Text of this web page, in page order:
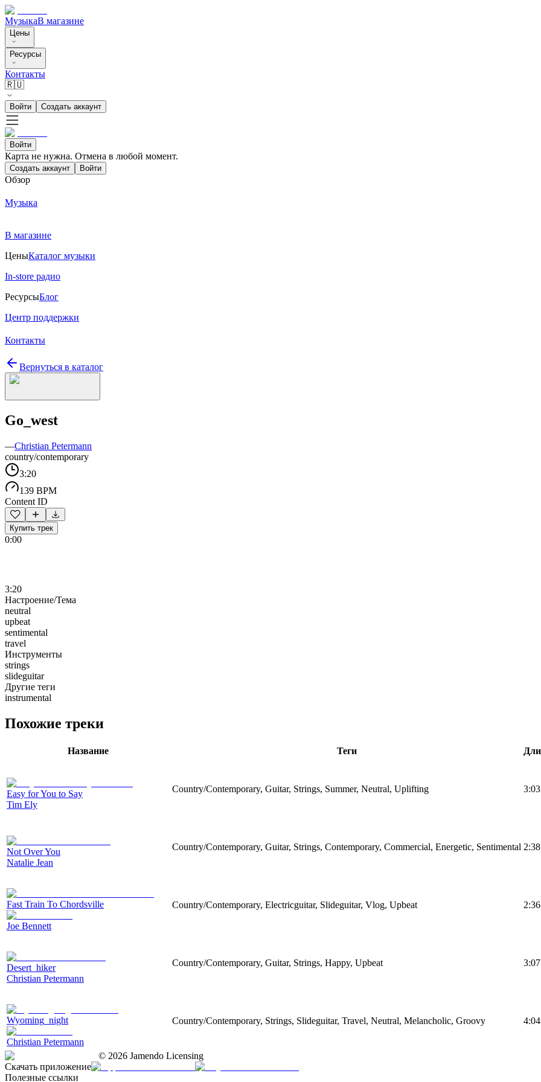
МузыкаВ магазине
Цены
Ресурсы
Контакты
🇷🇺
Войти Создать аккаунт
Войти
Карта не нужна. Отмена в любой момент.
Создать аккаунт Войти
Обзор
Музыка
В магазине
ЦеныКаталог музыки
In-store радио
РесурсыБлог
Центр поддержки
Контакты
Вернуться в каталог
Go_west
—Christian Petermann
country/contemporary
3:20
139 BPM
Content ID
Купить трек
0:00
3:20
Настроение/Тема
neutral
upbeat
sentimental
travel
Инструменты
strings
slideguitar
Другие теги
instrumental
Похожие треки
Название Теги
Easy for You to Say
Tim Ely
Country/Contemporary, Guitar, Strings, Summer, Neutral, Uplifting 3:03
Not Over You
Natalie Jean
Country/Contemporary, Guitar, Strings, Contemporary, Commercial, Energetic, Sentimental 2:38
Fast Train To Chordsville
Joe Bennett
Country/Contemporary, Electricguitar, Slideguitar, Vlog, Upbeat 2:36
Desert_hiker
Christian Petermann
Country/Contemporary, Guitar, Strings, Happy, Upbeat 3:07
Wyoming_night
Christian Petermann
Country/Contemporary, Strings, Slideguitar, Travel, Neutral, Melancholic, Groovy 4:04
© 2026 Jamendo Licensing
Скачать приложение
Полезные ссылки